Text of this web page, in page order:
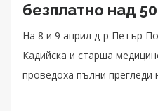
безплатно над
На 8 и 9 април д-р Петър
Кадийска и старша
проведоха пълни